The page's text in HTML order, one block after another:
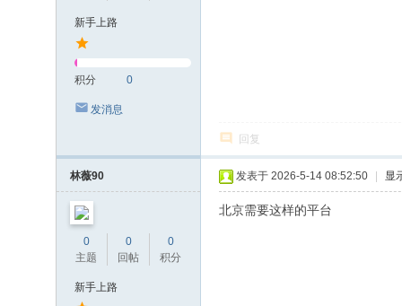
新手上路
积分 0
发消息
回复
林薇90
0
主题
0
回帖
0
积分
新手上路
发表于 2026-5-14 08:52:50 显
北京需要这样的平台